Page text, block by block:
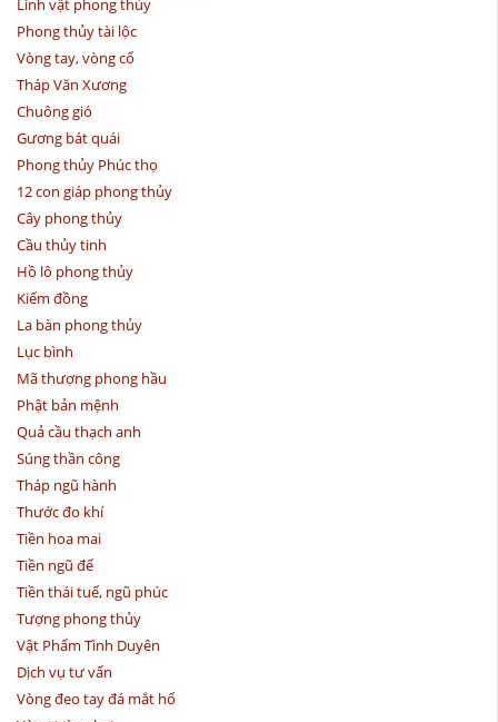
Phong thủy tài lộc
Vòng tay, vòng cổ
Tháp Văn Xương
Chuông gió
Gương bát quái
Phong thủy Phúc thọ
12 con giáp phong thủy
Cây phong thủy
Cầu thủy tinh
Hồ lô phong thủy
Kiếm đồng
La bàn phong thủy
Lục bình
Mã thượng phong hầu
Phật bản mệnh
Quả cầu thạch anh
Súng thần công
Tháp ngũ hành
Thước đo khí
Tiền hoa mai
Tiền ngũ đế
Tiền thái tuế, ngũ phúc
Tượng phong thủy
Vật Phẩm Tình Duyên
Dịch vụ tư vấn
Vòng đeo tay đá mắt hổ